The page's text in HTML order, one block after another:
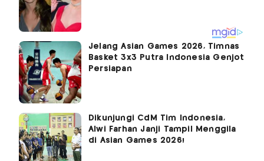
Jelang Asian Games 2026, Timnas
Basket 3x3 Putra Indonesia Genjot
Persiapan
Dikunjungi CdM Tim Indonesia,
Alwi Farhan Janji Tampil Menggila
di Asian Games 2026!